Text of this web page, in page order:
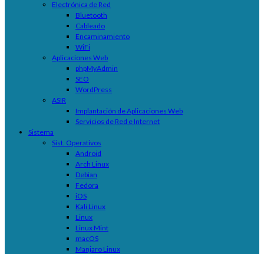
Electrónica de Red
Bluetooth
Cableado
Encaminamiento
WiFi
Aplicaciones Web
phpMyAdmin
SEO
WordPress
ASIR
Implantación de Aplicaciones Web
Servicios de Red e Internet
Sistema
Sist. Operativos
Android
Arch Linux
Debian
Fedora
iOS
Kali Linux
Linux
Linux Mint
macOS
Manjaro Linux